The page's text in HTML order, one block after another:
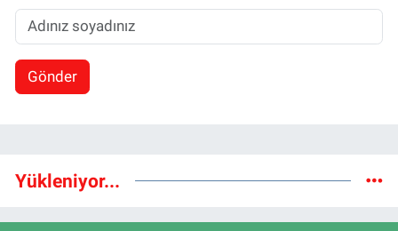
Gönder
Yükleniyor...